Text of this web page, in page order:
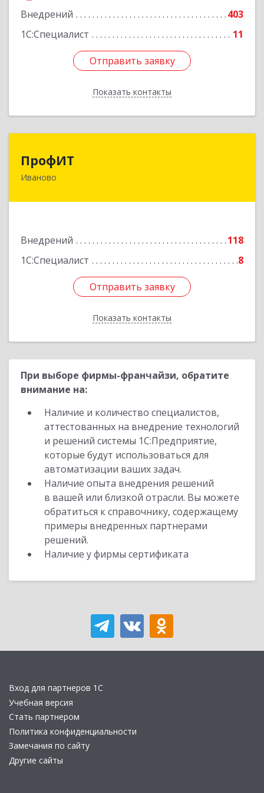
Внедрений
403
1С:Специалист
11
Отправить заявку
Показать контакты
Отправить заявку
Назад
ПрофИТ
Иваново
Внедрений
118
1С:Специалист
8
Отправить заявку
Показать контакты
153000, Ивановская обл, г.о. город Иваново,
Подробнее
Отправить заявку
Назад
При выборе фирмы-франчайзи, обратите
внимание на:
Наличие и количество специалистов,
аттестованных на внедрение технологий
и решений системы 1С:Предприятие,
которые будут использоваться для
автоматизации ваших задач.
Наличие опыта внедрения решений
в вашей или близкой отрасли. Вы можете
обратиться к справочнику, содержащему
примеры внедренных партнерами
решений.
Наличие у фирмы сертификата
Вход для партнеров 1С
Учебная версия
Стать партнером
Политика конфиденциальности
Замечания по сайту
Другие сайты